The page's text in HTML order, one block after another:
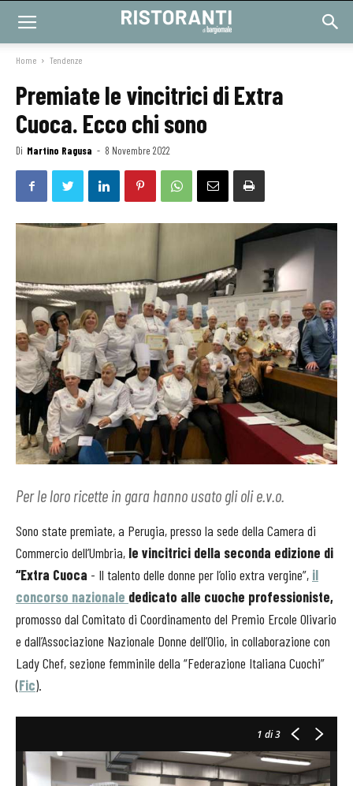
Home Tendenze
Premiate le vincitrici di Extra
Cuoca. Ecco chi sono
Di Martino Ragusa - 8 Novembre 2022
Per le loro ricette in gara hanno usato gli oli e.v.o.
Sono state premiate,a Perugia, presso la sede della Camera di
Commercio dell’Umbria, le vincitrici della seconda edizione di
“Extra Cuoca - Il talento delle donne per l’olio extra vergine”, il
concorso nazionale dedicato alle cuoche professioniste,
promosso dal Comitato di Coordinamento del Premio Ercole Olivario
e dall’Associazione Nazionale Donne dell’Olio, in collaborazione con
Lady Chef, sezione femminile della “Federazione Italiana Cuochi”
(Fic).
1 di 3